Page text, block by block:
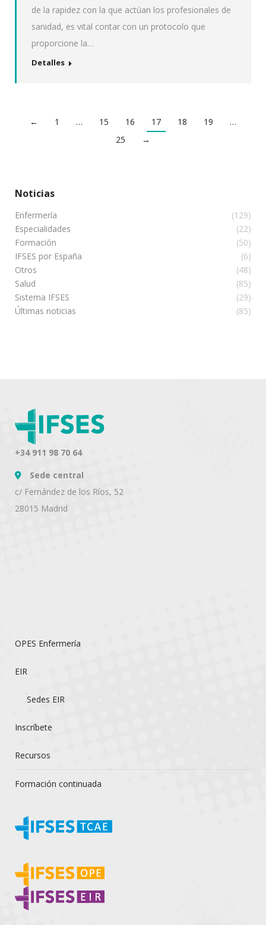
de la rapidez con la que actúan los profesionales de
sanidad, es vital contar con un protocolo que
proporcione la…
Detalles
← 1 … 15 16 17 18 19
…
25
→
Noticias
Enfermería
(129)
Especialidades
(22)
Formación
(50)
IFSES por España
(6)
Otros
(48)
Salud
(85)
Sistema IFSES
(29)
Últimas noticias
(85)
+34 911 98 70 64
Sede central
c/ Fernández de los Ríos, 52
28015 Madrid
OPES Enfermería
EIR
Sedes EIR
Inscríbete
Recursos
Formación continuada